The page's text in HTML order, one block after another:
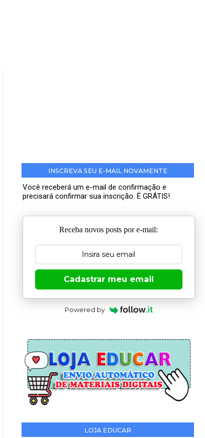
INSCREVA SEU E-MAIL NOVAMENTE
Você receberá um e-mail de confirmação e
precisará confirmar sua inscrição. É GRÁTIS!
Receba novos posts por e-mail:
Cadastrar meu email
Powered by
LOJA EDUCAR